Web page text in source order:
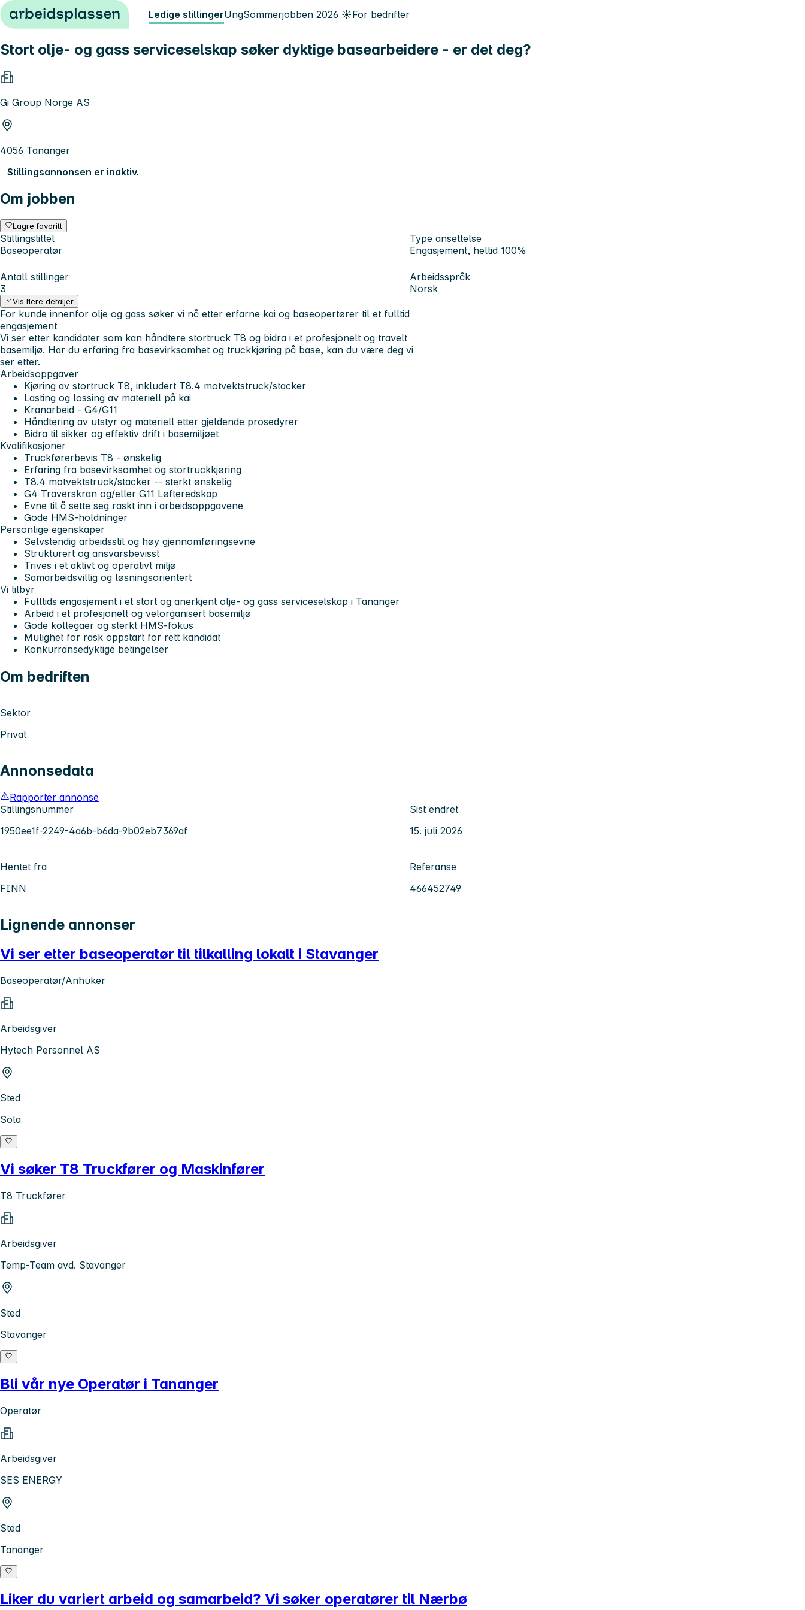
Hopp til innhold Ledige stillingerUngSommerjobben 2026 ☀️For bedrifter
Stort olje- og gass serviceselskap søker dyktige basearbeidere - er det deg?
Gi Group Norge AS
4056 Tananger
Stillingsannonsen er inaktiv.
Om jobben
Lagre favoritt
Stillingstittel
Baseoperatør
Type ansettelse
Engasjement, heltid 100%
Antall stillinger
3
Arbeidsspråk
Norsk
Vis flere detaljer
For kunde innenfor olje og gass søker vi nå etter erfarne kai og baseopertører til et fulltid
engasjement
Vi ser etter kandidater som kan håndtere stortruck T8 og bidra i et profesjonelt og travelt
basemiljø. Har du erfaring fra basevirksomhet og truckkjøring på base, kan du være deg vi
ser etter.
Arbeidsoppgaver
Kjøring av stortruck T8, inkludert T8.4 motvektstruck/stacker
Lasting og lossing av materiell på kai
Kranarbeid - G4/G11
Håndtering av utstyr og materiell etter gjeldende prosedyrer
Bidra til sikker og effektiv drift i basemiljøet
Kvalifikasjoner
Truckførerbevis T8 - ønskelig
Erfaring fra basevirksomhet og stortruckkjøring
T8.4 motvektstruck/stacker -- sterkt ønskelig
G4 Traverskran og/eller G11 Løfteredskap
Evne til å sette seg raskt inn i arbeidsoppgavene
Gode HMS‑holdninger
Personlige egenskaper
Selvstendig arbeidsstil og høy gjennomføringsevne
Strukturert og ansvarsbevisst
Trives i et aktivt og operativt miljø
Samarbeidsvillig og løsningsorientert
Vi tilbyr
Fulltids engasjement i et stort og anerkjent olje- og gass serviceselskap i Tananger
Arbeid i et profesjonelt og velorganisert basemiljø
Gode kollegaer og sterkt HMS‑fokus
Mulighet for rask oppstart for rett kandidat
Konkurransedyktige betingelser
Om bedriften
Sektor
Privat
Annonsedata
Rapporter annonse
Stillingsnummer
1950ee1f-2249-4a6b-b6da-9b02eb7369af
Sist endret
15. juli 2026
Hentet fra
FINN
Referanse
466452749
Lignende annonser
Vi ser etter baseoperatør til tilkalling lokalt i Stavanger
Baseoperatør/Anhuker
Arbeidsgiver
Hytech Personnel AS
Sted
Sola
Vi søker T8 Truckfører og Maskinfører
T8 Truckfører
Arbeidsgiver
Temp-Team avd. Stavanger
Sted
Stavanger
Bli vår nye Operatør i Tananger
Operatør
Arbeidsgiver
SES ENERGY
Sted
Tananger
Liker du variert arbeid og samarbeid? Vi søker operatører til Nærbø